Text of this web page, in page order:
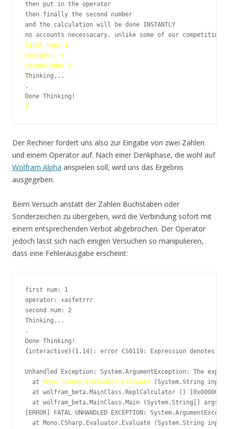
then put in the operator
then finally the second number
and the calculation will be done INSTANTLY
first num: 1
operator: +
second num: 2
Thinking...
.
Der Rechner fordert uns also zur Eingabe von zwei Zahlen
und einem Operator auf. Nach einer Denkphase, die wohl auf
Wolfram Alpha anspielen soll, wird uns das Ergebnis
ausgegeben.
Beim Versuch anstatt der Zahlen Buchstaben oder
Sonderzeichen zu übergeben, wird die Verbindung sofort mit
einem entsprechenden Verbot abgebrochen. Der Operator
jedoch lässt sich nach einigen Versuchen so manipulieren,
dass eine Fehlerausgabe erscheint:
first num: 1
operator: +asfetrrr
second num: 2
Thinking...
.
Done Thinking!
{interactive}(1,14): error CS0119: Expression denotes a
Unhandled Exception: System.ArgumentException: The
  at
Mono.CSharp.Evaluator.Evaluate (System.String input)
at wolfram_beta.MainClass.ReplCalculator () [0x00000]
at wolfram_beta.MainClass.Main (System.String[] args)
[ERROR] FATAL UNHANDLED EXCEPTION:
at Mono.CSharp.Evaluator.Evaluate (System.String